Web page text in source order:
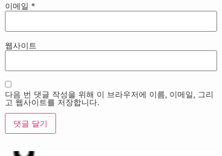
이메일 *
웹사이트
다음 번 댓글 작성을 위해 이 브라우저에 이름, 이메일, 그리
고 웹사이트를 저장합니다.